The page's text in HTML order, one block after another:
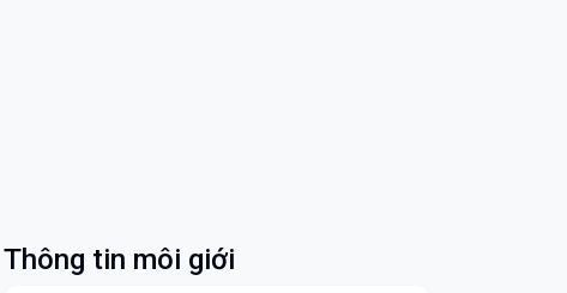
Thông tin môi giới